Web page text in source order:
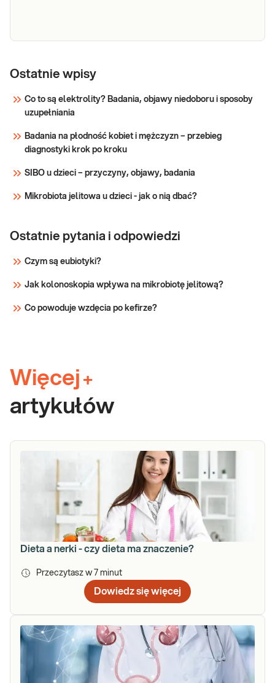
nerkowy Uwaga! Jeżeli kupujesz badanie dla dziecka,
sprawdź PUNKTY PRZYJAZNE DZIECIOM.
Wskazany: → W diagnostyce chorób nerek i
Ostatnie wpisy
Co to są elektrolity? Badania, objawy niedoboru i sposoby
uzupełniania
Badania na płodność kobiet i mężczyzn – przebieg
diagnostyki krok po kroku
SIBO u dzieci – przyczyny, objawy, badania
Mikrobiota jelitowa u dzieci - jak o nią dbać?
Ostatnie pytania i odpowiedzi
Czym są eubiotyki?
Jak kolonoskopia wpływa na mikrobiotę jelitową?
Co powoduje wzdęcia po kefirze?
Więcej +
artykułów
Dieta a nerki - czy dieta ma znaczenie?
Przeczytasz w 7 minut
Dowiedz się więcej